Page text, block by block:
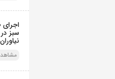
سبز
نیاوران